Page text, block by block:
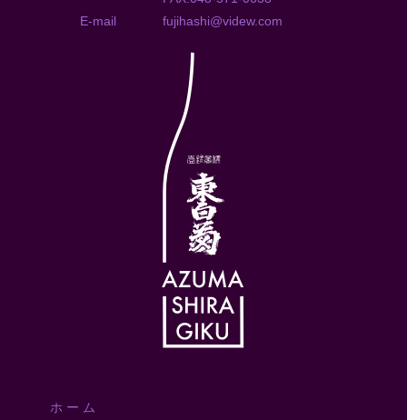
E-mail
fujihashi@videw.com
ホ ー ム